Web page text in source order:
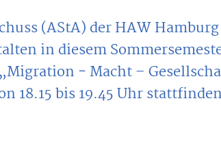
(AStA) der HAW
in diesem
− Macht –
18.15 bis 19.45 Uhr